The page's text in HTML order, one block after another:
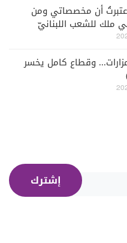
أن مخصصاتي ومن
ملك للشعب اللبنانيّ
وقطاع كامل يخسر
إشترك